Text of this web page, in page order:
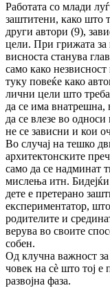
Работата со млади
заштитени, како што
други автори (9),
цели. При грижата за
вис­носта ста­ну­ва
само како
туку пов­еќе како
лични цели што
да се има внатреш­на,
да се влезе во
не се зависни и кои
Во случај на тешко
архитектонските
само да се надминат
мисле­ња итн.
дете е претерано
експе­ри­ментатор,
родителите и
верува во свои­те
собен.
Од клучна важност
човек на сè што тој е
развојна фаза.